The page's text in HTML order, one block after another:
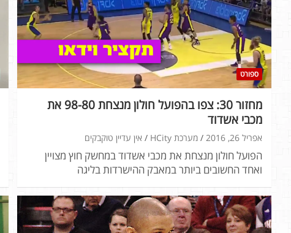
ספורט
מחזור 30: צפו בהפועל חולון מנצחת 98-80 את
מכבי אשדוד
אפריל 26, 2016 מערכת HCity אין עדיין טוקבקים
הפועל חולון מנצחת את מכבי אשדוד במחשק חוץ מצויין
ואחד החשובים ביותר במאבק ההישרדות בליגה